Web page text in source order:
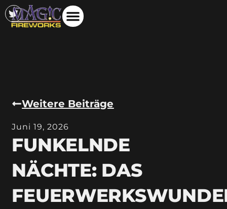
Weitere Beiträge
Juni 19, 2026
FUNKELNDE
NÄCHTE: DAS